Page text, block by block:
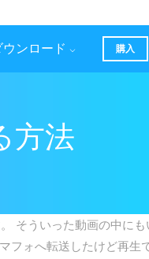
ウンロード 購入
方法
そういった動画の中にも
フォへ転送したけど再生